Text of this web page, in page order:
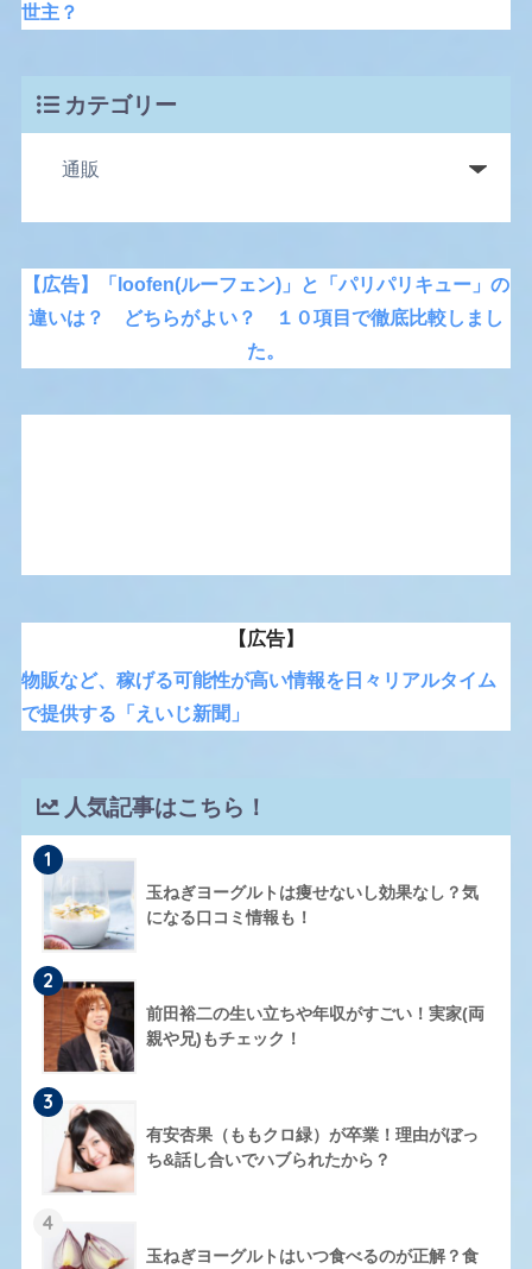
世主？
カテゴリー
【広告】「loofen(ルーフェン)」と「パリパリキュー」の
違いは？ どちらがよい？ １０項目で徹底比較しまし
た。
【広告】
物販など、稼げる可能性が高い情報を日々リアルタイム
で提供する「えいじ新聞」
人気記事はこちら！
1
玉ねぎヨーグルトは痩せないし効果なし？気
になる口コミ情報も！
2
前田裕二の生い立ちや年収がすごい！実家(両
親や兄)もチェック！
3
有安杏果（ももクロ緑）が卒業！理由がぼっ
ち&話し合いでハブられたから？
4
玉ねぎヨーグルトはいつ食べるのが正解？食